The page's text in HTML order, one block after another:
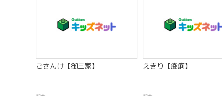
ごさんけ【御三家】 えきり【疫痢】